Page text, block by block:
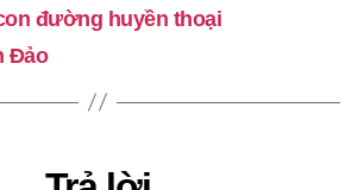
đường huyền thoại
Đảo